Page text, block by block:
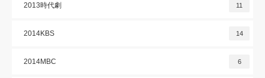
2013時代劇 11
2014KBS 14
2014MBC 6